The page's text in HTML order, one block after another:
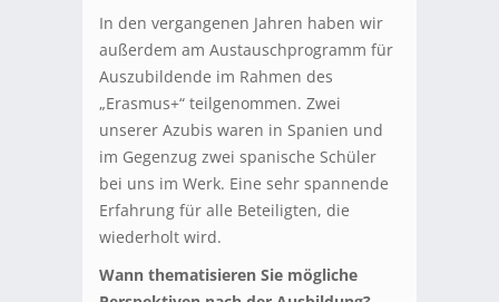
In den vergangenen Jahren haben wir
außerdem am Austauschprogramm für
Auszubildende im Rahmen des
„Erasmus+“ teilgenommen. Zwei
unserer Azubis waren in Spanien und
im Gegenzug zwei spanische Schüler
bei uns im Werk. Eine sehr spannende
Erfahrung für alle Beteiligten, die
wiederholt wird.
Wann thematisieren Sie mögliche